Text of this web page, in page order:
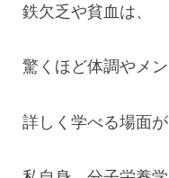
鉄欠乏や貧血は、
驚くほど体調やメ
詳しく学べる場面